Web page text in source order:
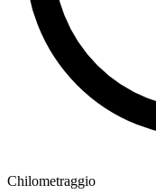
Chilometraggio